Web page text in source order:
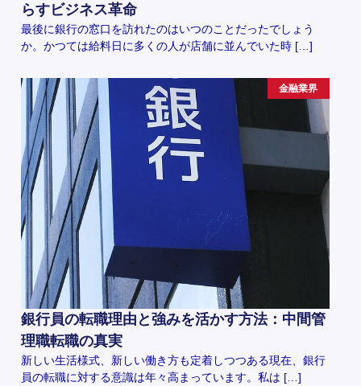
らすビジネス革命
最後に銀行の窓口を訪れたのはいつのことだったでしょう
か。かつては給料日に多くの人が店舗に並んでいた時 […]
金融業界
銀行員の転職理由と強みを活かす方法：中間管
理職転職の真実
新しい生活様式、新しい働き方も定着しつつある現在、銀行
員の転職に対する意識は年々高まっています。私は […]